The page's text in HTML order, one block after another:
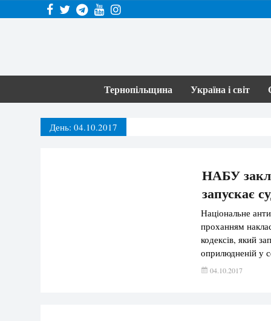
Тернопільщина Україна і світ
День: 04.10.2017
НАБУ
запускає
Національне
проханням
кодексів, який
оприлюдненій у
подібних змін до
04.10.2017